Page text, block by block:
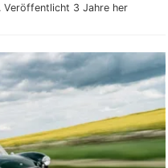
Veröffentlicht 3 Jahre her